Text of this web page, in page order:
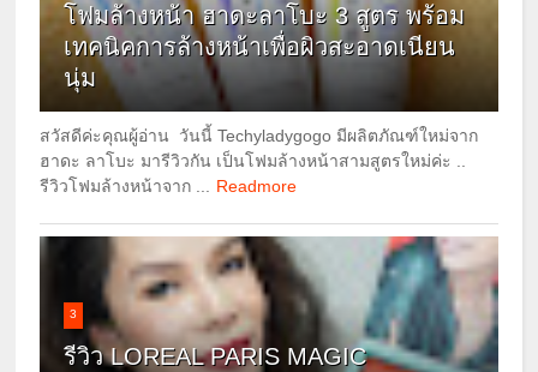
โฟมล้างหน้า ฮาดะลาโบะ 3 สูตร พร้อม
เทคนิคการล้างหน้าเพื่อผิวสะอาดเนียน
นุ่ม
สวัสดีค่ะคุณผู้อ่าน วันนี้ Techyladygogo มีผลิตภัณฑ์ใหม่จาก
ฮาดะ ลาโบะ มารีวิวกัน เป็นโฟมล้างหน้าสามสูตรใหม่ค่ะ ..
รีวิวโฟมล้างหน้าจาก ... Readmore
3
รีวิว LOREAL PARIS MAGIC